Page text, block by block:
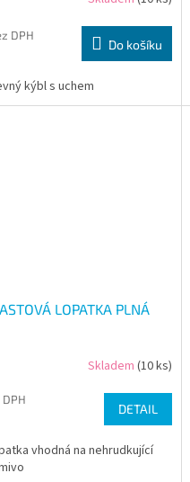
DPH
Do košíku
kýbl s uchem
LOPATKA PLNÁ
Skladem (10 ks)
DPH
DETAIL
vhodná na nehrudkující